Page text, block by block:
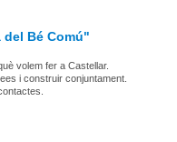
Bé Comú"
volem fer a Castellar.
i construir conjuntament.